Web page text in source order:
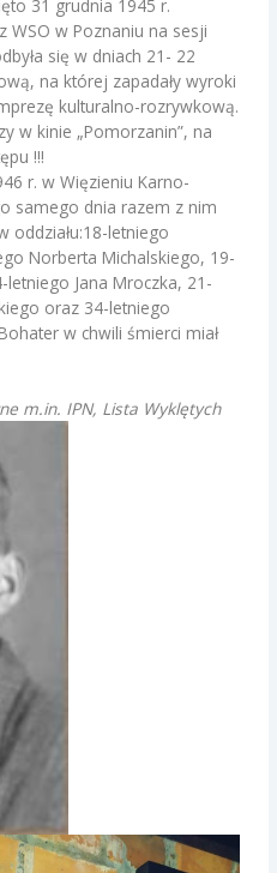
31 grudnia 1945 r.
WSO w Poznaniu na sesji
się w dniach 21- 22
na której zapadały wyroki
kulturalno-rozrywkową.
w kinie „Pomorzanin”, na
!!!
r. w Więzieniu Karno-
samego dnia razem z nim
oddziału:18-letniego
Norberta Michalskiego, 19-
Jana Mroczka, 21-
oraz 34-letniego
w chwili śmierci miał
m.in. IPN, Lista Wyklętych